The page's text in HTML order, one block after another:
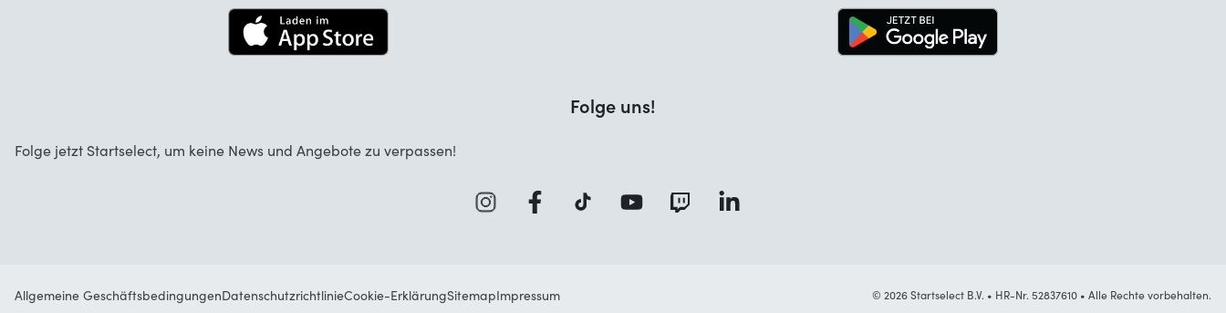
Folge uns!
Folge jetzt Startselect, um keine News und Angebote zu verpassen!
Allgemeine GeschäftsbedingungenDatenschutzrichtlinieCookie-ErklärungSitemapImpressum © 2026 Startselect B.V. • HR-Nr. 52837610 • Alle Rechte vorbehalten.